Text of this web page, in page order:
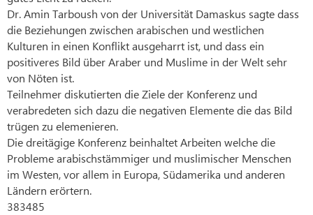
Dr. Amin Tarboush von der Universität Damaskus sagte dass
die Beziehungen zwischen arabischen und westlichen
Kulturen in einen Konflikt ausgeharrt ist, und dass ein
positiveres Bild über Araber und Muslime in der Welt sehr
von Nöten ist.
Teilnehmer diskutierten die Ziele der Konferenz und
verabredeten sich dazu die negativen Elemente die das Bild
trügen zu elemenieren.
Die dreitägige Konferenz beinhaltet Arbeiten welche die
Probleme arabischstämmiger und muslimischer Menschen
im Westen, vor allem in Europa, Südamerika und anderen
Ländern erörtern.
383485